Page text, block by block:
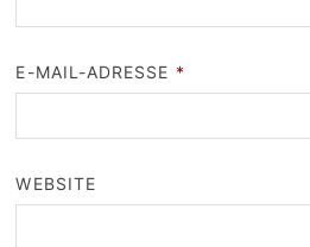
E-MAIL-ADRESSE *
WEBSITE